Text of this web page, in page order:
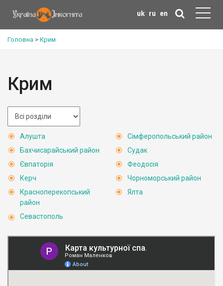
uk ru en
Головна > Крим
Крим
Алушта
Бахчисарайський район
Євпаторія
Керч
Красноперекопський
район
Севастополь
Сімферопольський район
Судак
Феодосія
Чорноморський район
Ялта